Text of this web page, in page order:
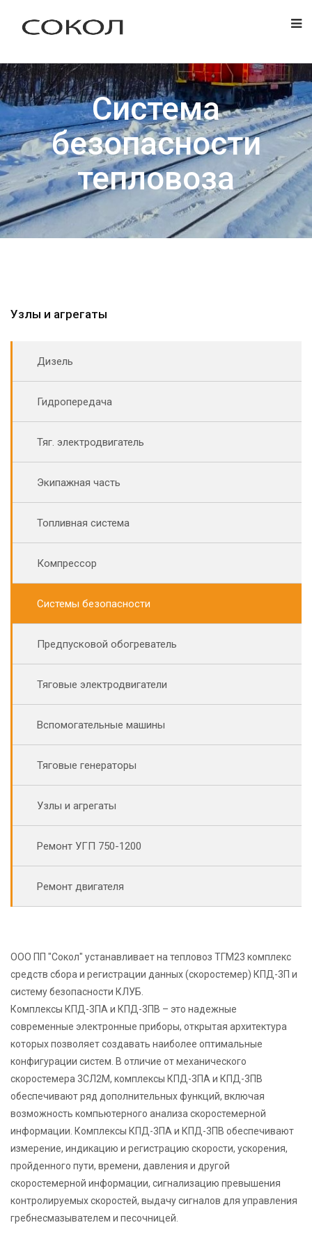
Система
безопасности
тепловоза
Узлы и агрегаты
Дизель
Гидропередача
Тяг. электродвигатель
Экипажная часть
Топливная система
Компрессор
Системы безопасности
Предпусковой обогреватель
Тяговые электродвигатели
Вспомогательные машины
Тяговые генераторы
Узлы и агрегаты
Ремонт УГП 750-1200
Ремонт двигателя
ООО ПП "Сокол" устанавливает на тепловоз ТГМ23 комплекс
средств сбора и регистрации данных (скоростемер) КПД-3П и
систему безопасности КЛУБ.
Комплексы КПД-3ПА и КПД-3ПВ – это надежные
современные электронные приборы, открытая архитектура
которых позволяет создавать наиболее оптимальные
конфигурации систем. В отличие от механического
скоростемера 3СЛ2М, комплексы КПД-3ПА и КПД-3ПВ
обеспечивают ряд дополнительных функций, включая
возможность компьютерного анализа скоростемерной
информации. Комплексы КПД-3ПА и КПД-3ПВ обеспечивают
измерение, индикацию и регистрацию скорости, ускорения,
пройденного пути, времени, давления и другой
скоростемерной информации, сигнализацию превышения
контролируемых скоростей, выдачу сигналов для управления
гребнесмазывателем и песочницей.